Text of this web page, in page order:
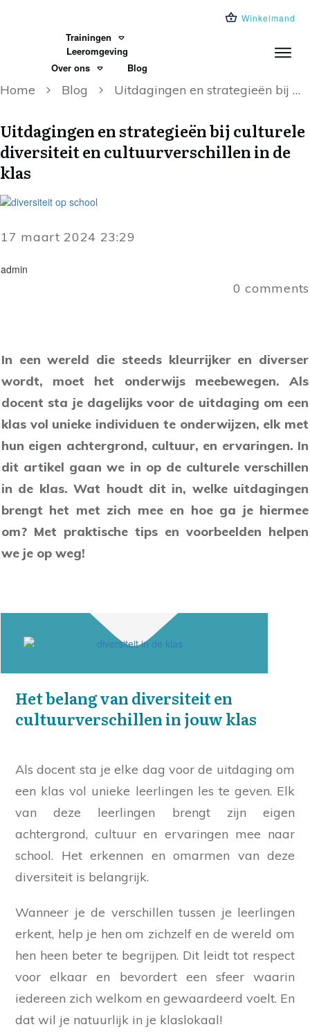
Winkelmand
Trainingen
Leeromgeving
Over ons
Blog
Home Blog Uitdagingen en strategieën bij culturele diversiteit en cultuurverschillen in de klas
Uitdagingen en strategieën bij culturele
diversiteit en cultuurverschillen in de
klas
17 maart 2024 23:29
admin
0 comments
In een wereld die steeds kleurrijker en diverser
wordt, moet het onderwijs meebewegen. Als
docent sta je dagelijks voor de uitdaging om een
klas vol unieke individuen te onderwijzen, elk met
hun eigen achtergrond, cultuur, en ervaringen. In
dit artikel gaan we in op de culturele verschillen
in de klas. Wat houdt dit in, welke uitdagingen
brengt het met zich mee en hoe ga je hiermee
om? Met praktische tips en voorbeelden helpen
we je op weg!
Het belang van diversiteit en
cultuurverschillen in jouw klas
Als docent sta je elke dag voor de uitdaging om
een klas vol unieke leerlingen les te geven. Elk
van deze leerlingen brengt zijn eigen
achtergrond, cultuur en ervaringen mee naar
school. Het erkennen en omarmen van deze
diversiteit is belangrijk.
Wanneer je de verschillen tussen je leerlingen
erkent, help je hen om zichzelf en de wereld om
hen heen beter te begrijpen. Dit leidt tot respect
voor elkaar en bevordert een sfeer waarin
iedereen zich welkom en gewaardeerd voelt. En
dat wil je natuurlijk in je klaslokaal!